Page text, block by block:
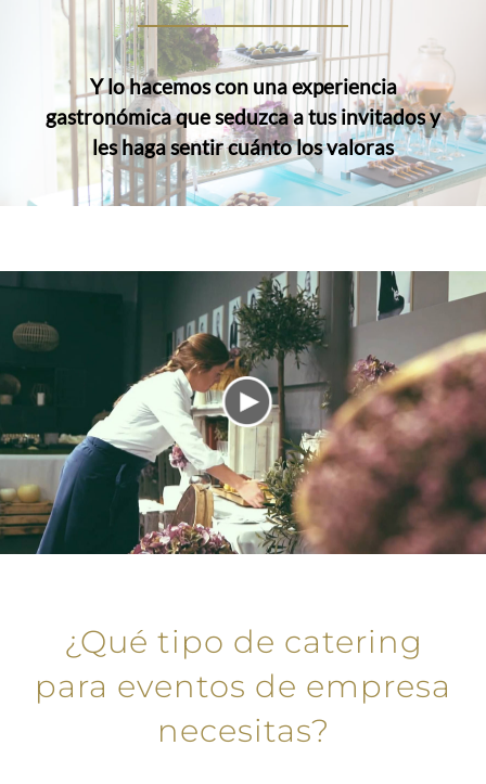
Y lo hacemos con una experiencia
gastronómica que seduzca a tus invitados y
les haga sentir cuánto los valoras
¿Qué tipo de catering
para eventos de empresa
necesitas?